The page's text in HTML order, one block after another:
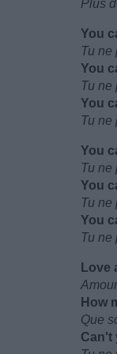
Plus
You
Tu ne
You
Tu ne
You
Tu ne
You
Tu ne
You
Tu ne
You
Tu ne
Love
How
Que
Can't